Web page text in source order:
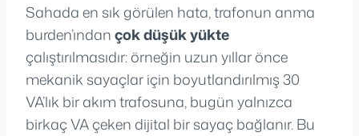
Sahada en sık görülen hata, trafonun anma
burden’ındançok düşük yükte
çalıştırılmasıdır: örneğin uzun yıllar önce
mekanik sayaçlar için boyutlandırılmış 30
VA’lık bir akım trafosuna, bugün yalnızca
birkaç VA çeken dijital bir sayaç bağlanır. Bu